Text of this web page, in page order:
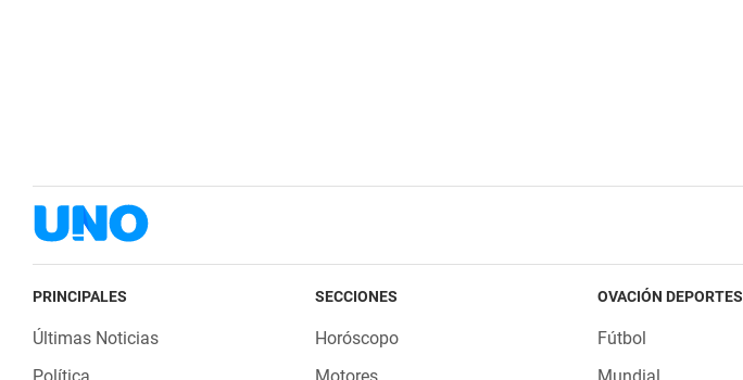
PRINCIPALES
Últimas Noticias
SECCIONES
Horóscopo
OVACIÓN DEPORTES
Fútbol